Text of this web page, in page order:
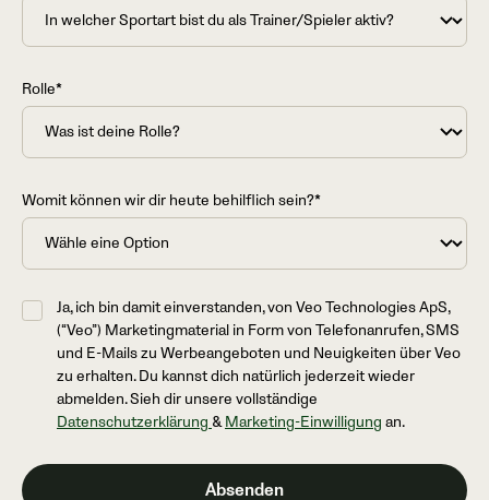
Rolle*
Womit können wir dir heute behilflich sein?*
Ja, ich bin damit einverstanden, von Veo Technologies ApS,
(“Veo”) Marketingmaterial in Form von Telefonanrufen, SMS
und E-Mails zu Werbeangeboten und Neuigkeiten über Veo
zu erhalten. Du kannst dich natürlich jederzeit wieder
abmelden. Sieh dir unsere vollständige
Datenschutzerklärung &Marketing-Einwilligung an.